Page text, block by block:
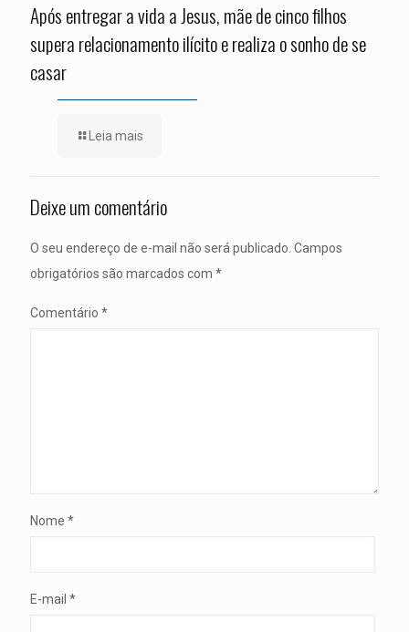
Após entregar a vida a Jesus, mãe de cinco filhos
supera relacionamento ilícito e realiza o sonho de se
casar
Leia mais
Deixe um comentário
O seu endereço de e-mail não será publicado. Campos
obrigatórios são marcados com *
Comentário *
Nome *
E-mail *